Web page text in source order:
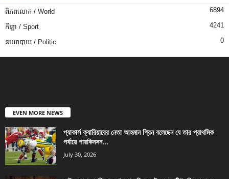
ពិភពលោក / World 6894
កីឡា / Sport 4241
នយោបាយ / Politic 0
EVEN MORE NEWS
প্যাকার্স ক্যারিয়ারের নেতা আহমান গ্রিন বলেছেন যে তার প্রাথমিক
পর্যায়ে পারকিনসন...
July 30, 2026